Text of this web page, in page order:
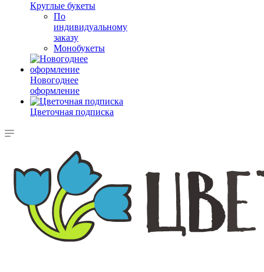
Круглые букеты
По
индивидуальному
заказу
Монобукеты
Новогоднее
оформление
Цветочная подписка